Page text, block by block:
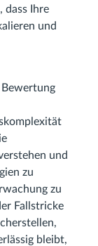
dass Ihre
und
und
zu
zu
Fallstricke
bleibt,